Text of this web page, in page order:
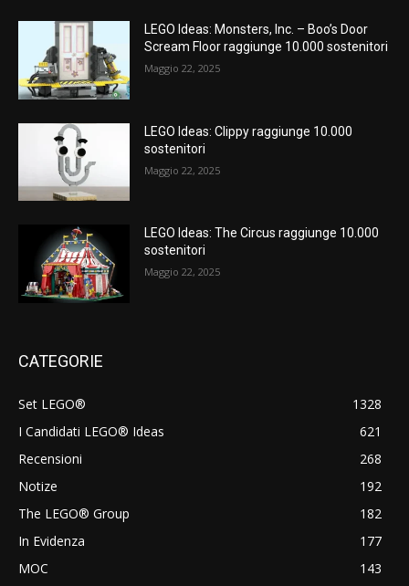
LEGO Ideas: Monsters, Inc. – Boo’s Door
Scream Floor raggiunge 10.000 sostenitori
Maggio 22, 2025
LEGO Ideas: Clippy raggiunge 10.000
sostenitori
Maggio 22, 2025
LEGO Ideas: The Circus raggiunge 10.000
sostenitori
Maggio 22, 2025
CATEGORIE
Set LEGO®
1328
I Candidati LEGO® Ideas
621
Recensioni
268
Notize
192
The LEGO® Group
182
In Evidenza
177
MOC
143